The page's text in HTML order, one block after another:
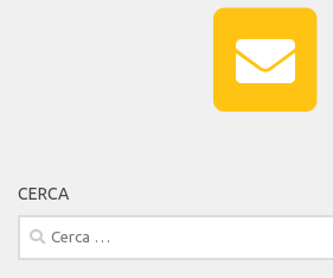
CERCA
Cerca: